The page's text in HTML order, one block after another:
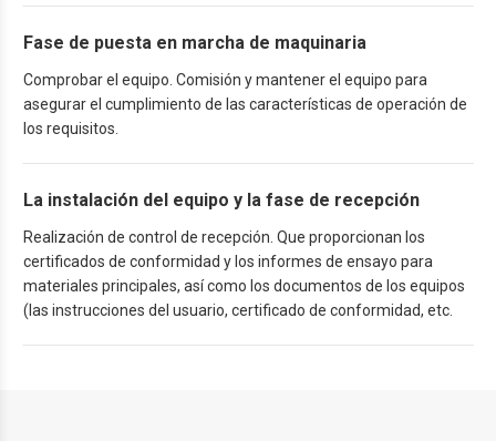
Fase de puesta en marcha de maquinaria
Comprobar el equipo. Comisión y mantener el equipo para
asegurar el cumplimiento de las características de operación de
los requisitos.
La instalación del equipo y la fase de recepción
Realización de control de recepción. Que proporcionan los
certificados de conformidad y los informes de ensayo para
materiales principales, así como los documentos de los equipos
(las instrucciones del usuario, certificado de conformidad, etc.